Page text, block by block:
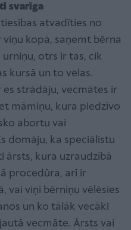
svarīga
atvadīties no
kopā, saņemt bērna
otrs ir tas, cik
kursā un to vēlas.
es strādāju, vecmātes ir
māmiņu, kura piedzīvo
abortu vai
domāju, ka speciālistu
ārsts, kura uzraudzībā
procedūra, arī ir
vai viņi bērniņu vēlēsies
un ko tālāk vecāki
vecmāte. Ārsts vai